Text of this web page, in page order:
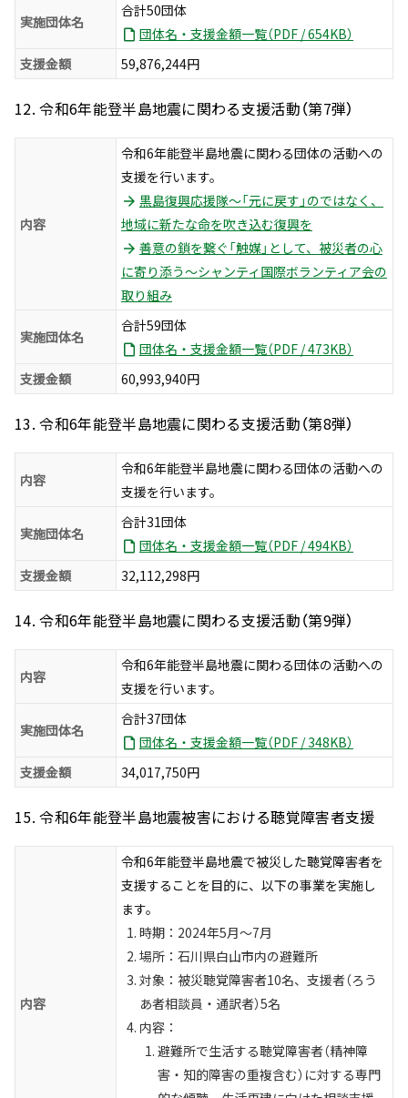
実施団体名
合計50団体
団体名・支援金額一覧（PDF / 654KB）
支援金額
59,876,244円
12. 令和6年能登半島地震に関わる支援活動（第7弾）
内容
令和6年能登半島地震に関わる団体の活動への
支援を行います。
黒島復興応援隊～「元に戻す」のではなく、
地域に新たな命を吹き込む復興を
善意の鎖を繋ぐ「触媒」として、被災者の心
に寄り添う～シャンティ国際ボランティア会の
取り組み
実施団体名
合計59団体
団体名・支援金額一覧（PDF / 473KB）
支援金額
60,993,940円
13. 令和6年能登半島地震に関わる支援活動（第8弾）
内容
令和6年能登半島地震に関わる団体の活動への
支援を行います。
実施団体名
合計31団体
団体名・支援金額一覧（PDF / 494KB）
支援金額
32,112,298円
14. 令和6年能登半島地震に関わる支援活動（第9弾）
内容
令和6年能登半島地震に関わる団体の活動への
支援を行います。
実施団体名
合計37団体
団体名・支援金額一覧（PDF / 348KB）
支援金額
34,017,750円
15. 令和6年能登半島地震被害における聴覚障害者支援
内容
令和6年能登半島地震で被災した聴覚障害者を
支援することを目的に、以下の事業を実施し
ます。
時期：2024年5月～7月
場所：石川県白山市内の避難所
対象：被災聴覚障害者10名、支援者（ろう
あ者相談員・通訳者）5名
内容：
避難所で生活する聴覚障害者（精神障
害・知的障害の重複含む）に対する専門